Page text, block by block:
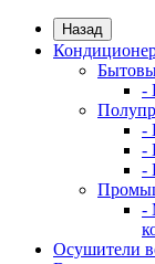
Назад
-
-
-
-
-
Осушители